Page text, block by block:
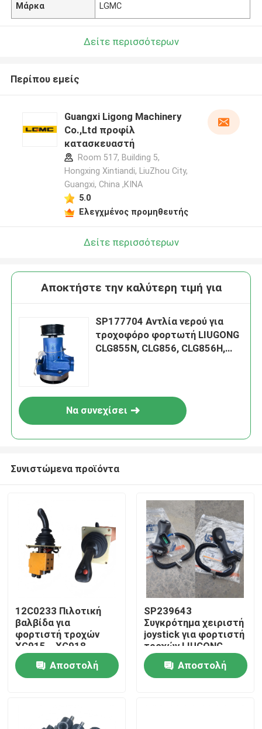
Σπίτι
Βίντεο
Μάρκα LGMC
Δείτε περισσότερων
Περίπου εμείς
Guangxi Ligong Machinery
Co.,Ltd προφίλ
κατασκευαστή
Room 517, Building 5,
Hongxing Xintiandi, LiuZhou City,
Guangxi, China ,ΚΙΝΑ
5.0
Ελεγχμένος προμηθευτής
Δείτε περισσότερων
Αποκτήστε την καλύτερη τιμή για
SP177704 Αντλία νερού για
τροχοφόρο φορτωτή LIUGONG
CLG855N, CLG856, CLG856H,
Να συνεχίσει
Συνιστώμενα προϊόντα
12C0233 Πιλοτική
βαλβίδα για
φορτιστή τροχών
XG915、XG918、
XG932、XG955、
XG962、XG982
Αντικειμή
Αποστολή
SP239643
Συγκρότημα χειριστή
joystick για φορτιστή
τροχών LIUGONG
CLG856H Excavator
CLG920D、
CLG922D、CLG925D
Αποστολή